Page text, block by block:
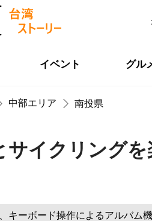
イベント グル
中部エリア 南投県
イクリングを
キーボード操作によるアルバム